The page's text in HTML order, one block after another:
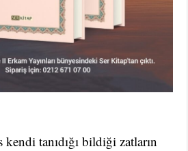
tanıdığı bildiği zatların